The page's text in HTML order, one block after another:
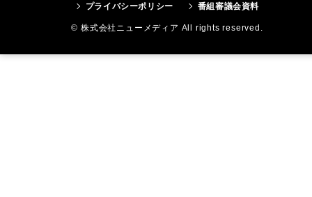
プライバシーポリシー 番組審議会資料
© 株式会社ニューメディア All rights reserved.